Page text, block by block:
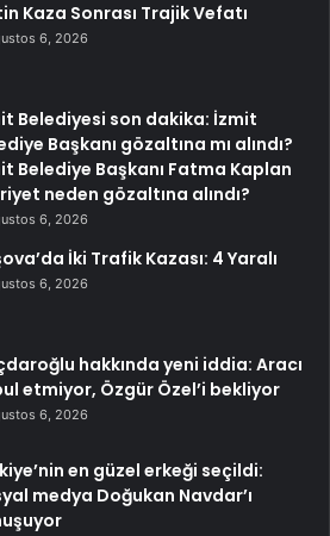
Kaza Sonrası Trajik Vefatı
6, 2026
Belediyesi son dakika: İzmit
Başkanı gözaltına mı alındı?
Belediye Başkanı Fatma Kaplan
neden gözaltına alındı?
6, 2026
İki Trafik Kazası: 4 Yaralı
6, 2026
hakkında yeni iddia: Aracı
etmiyor, Özgür Özel’i bekliyor
6, 2026
en güzel erkeği seçildi:
medya Doğukan Navdar’ı